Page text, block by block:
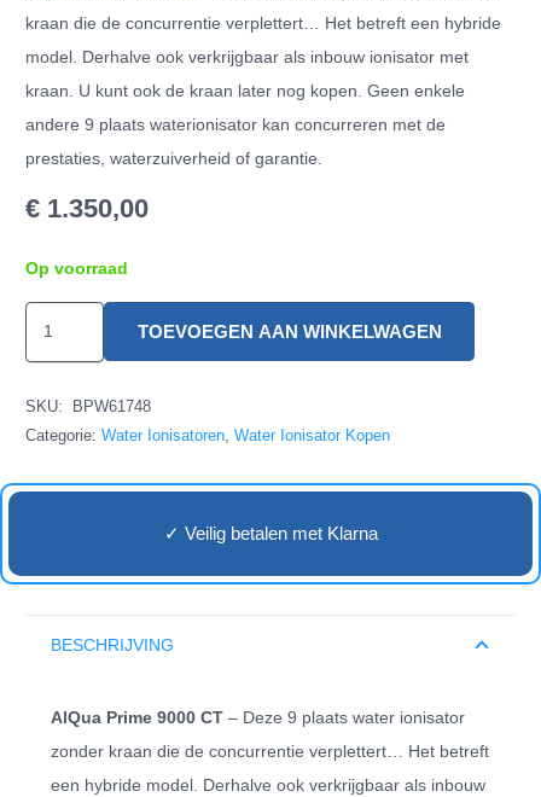
kraan die de concurrentie verplettert… Het betreft een hybride
model. Derhalve ook verkrijgbaar als inbouw ionisator met
kraan. U kunt ook de kraan later nog kopen. Geen enkele
andere 9 plaats waterionisator kan concurreren met de
prestaties, waterzuiverheid of garantie.
€ 1.350,00
Op voorraad
TOEVOEGEN AAN WINKELWAGEN
SKU:
BPW61748
Categorie: Water Ionisatoren Water Ionisator Kopen
✓ Veilig betalen met Klarna
BESCHRIJVING
AlQua Prime 9000 CT – Deze 9 plaats water ionisator
zonder kraan die de concurrentie verplettert… Het betreft
een hybride model. Derhalve ook verkrijgbaar als inbouw